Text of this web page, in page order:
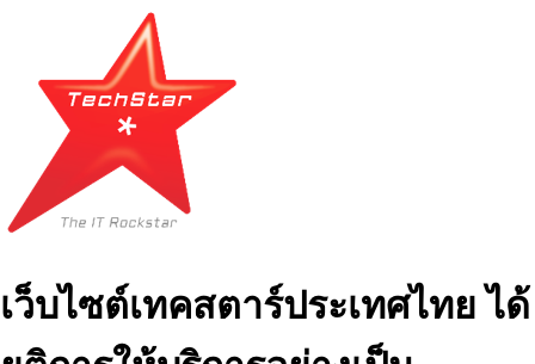
เว็บไซต์เทคสตาร์ประเทศไทย ได้